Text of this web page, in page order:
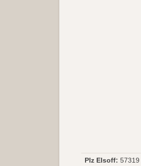
Plz Elsoff: 57319